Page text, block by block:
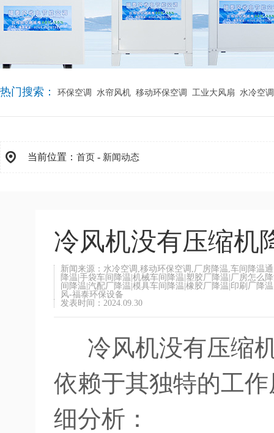
热门搜索： 环保空调 水帘风机 移动环保空调 工业大风扇 水冷空
当前位置： 首页 - 新闻动态
冷风机没有压缩机
新闻来源：水冷空调,移动环保空调,厂房降温,车间降温
降温|手袋车间降温|机械车间降温|塑胶厂降温|厂房怎么
间降温|汽配厂降温|模具车间降温|橡胶厂降温|印刷厂降
风-福泰环保设备
发表时间：2024.09.30
冷风机没有压缩
依赖于其独特的工
细分析：